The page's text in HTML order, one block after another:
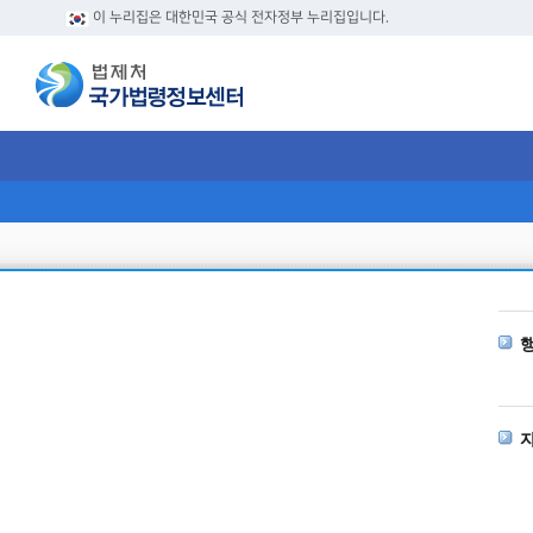
이 누리집은 대한민국 공식 전자정부 누리집입니다.